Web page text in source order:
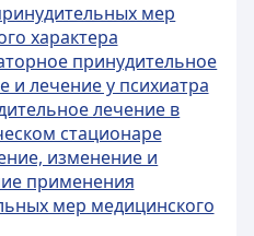
мер
характера
принудительное
и лечение у психиатра
лечение в
стационаре
изменение и
применения
мер медицинского